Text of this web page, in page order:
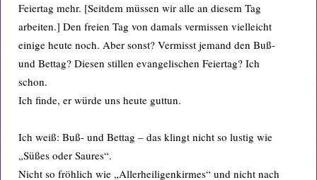
Feiertag mehr. [Seitdem müssen wir alle an diesem Tag
arbeiten.] Den freien Tag von damals vermissen vielleicht
einige heute noch. Aber sonst? Vermisst jemand den Buß-
und Bettag? Diesen stillen evangelischen Feiertag? Ich
schon.
Ich finde, er würde uns heute guttun.
Ich weiß: Buß- und Bettag – das klingt nicht so lustig wie
„Süßes oder Saures“.
Nicht so fröhlich wie „Allerheiligenkirmes“ und nicht nach